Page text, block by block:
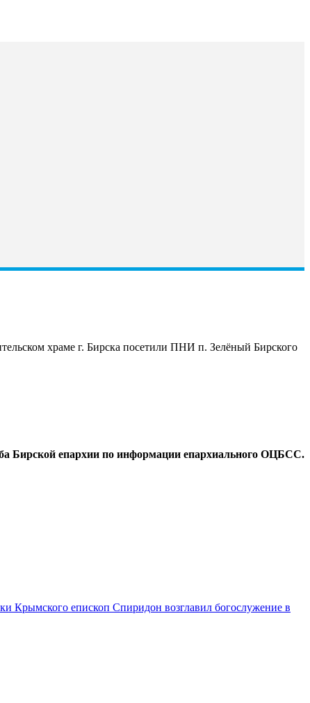
храме г. Бирска посетили ПНИ п. Зелёный Бирского
Бирской епархии по информации епархиального ОЦБСС.
Крымского епископ Спиридон возглавил богослужение в